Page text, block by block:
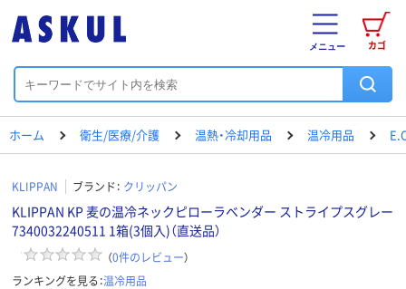
カゴ
メニュー
ホーム 衛生/医療/介護 温熱・冷却用品 温冷用品
KLIPPAN ブランド： クリッパン
KLIPPAN KP 麦の温冷ネックピローラベンダー ストライプスグレー
7340032240511 1箱(3個入)（直送品）
（0件のレビュー）
ランキングを見る：温冷用品